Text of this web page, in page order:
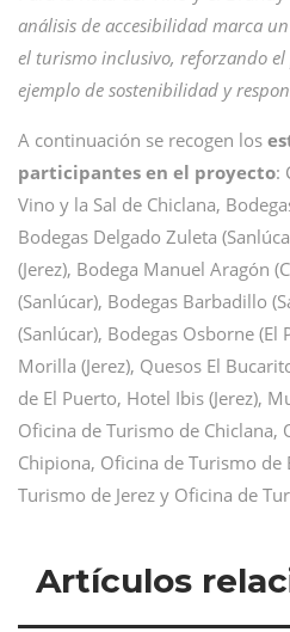
análisis de accesibilidad marca
el turismo inclusivo, reforzando
ejemplo de sostenibilidad y
A continuación se recogen los
participantes en el proyecto:
Vino y la Sal de Chiclana,
Bodegas Delgado Zuleta
(Jerez), Bodega Manuel Aragón
(Sanlúcar), Bodegas Barbadillo
(Sanlúcar), Bodegas Osborne (El
Morilla (Jerez), Quesos El
de El Puerto, Hotel Ibis (Jerez),
Oficina de Turismo de Chiclana,
Chipiona, Oficina de Turismo de
Turismo de Jerez y Oficina de
Artículos